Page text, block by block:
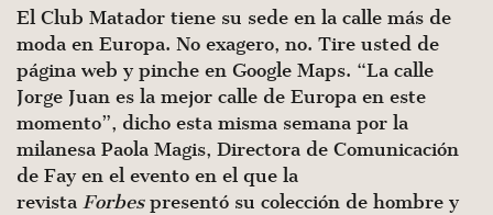
El Club Matador tiene su sede en la calle más de
moda en Europa. No exagero, no. Tire usted de
página web y pinche en Google Maps. “La calle
Jorge Juan es la mejor calle de Europa en este
momento”, dicho esta misma semana por la
milanesa Paola Magis, Directora de Comunicación
de Fay en el evento en el que la
revista Forbespresentó su colección de hombre y